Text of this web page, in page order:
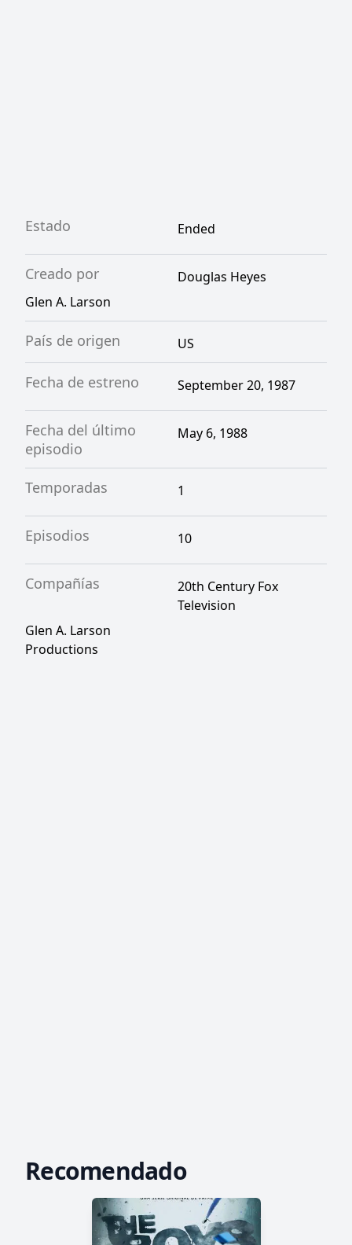
Estado Ended
Creado por
Douglas Heyes
Glen A. Larson
País de origen US
Fecha de estreno September 20, 1987
Fecha del último
episodio
May 6, 1988
Temporadas 1
Episodios 10
Compañías
20th Century Fox
Television
Glen A. Larson
Productions
Recomendado